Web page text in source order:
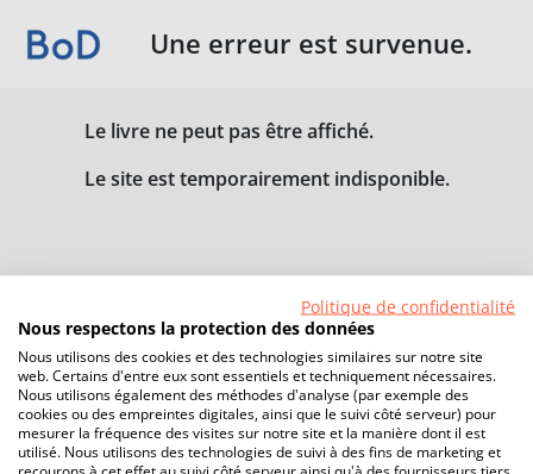
Une erreur est survenue.
Le livre ne peut pas être affiché.
Le site est temporairement indisponible.
Politique de confidentialité
Nous respectons la protection des données
Nous utilisons des cookies et des technologies similaires sur notre site
web. Certains d'entre eux sont essentiels et techniquement nécessaires.
Nous utilisons également des méthodes d'analyse (par exemple des
cookies ou des empreintes digitales, ainsi que le suivi côté serveur) pour
mesurer la fréquence des visites sur notre site et la manière dont il est
utilisé. Nous utilisons des technologies de suivi à des fins de marketing et